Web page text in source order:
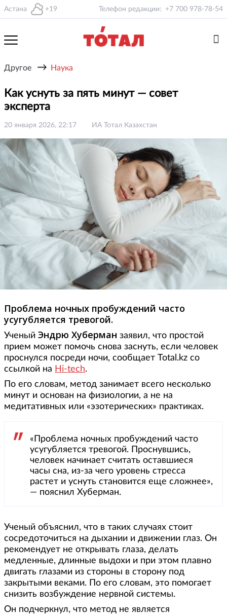
Астана +19 Телефон редакции: +7 700 978-78-54
Другое → Наука
Как уснуть за пять минут — совет
эксперта
20 января 2026, 22:17 ИА Тотал Казахстан
Проблема ночных пробуждений часто
усугубляется тревогой.
Ученый Эндрю Хуберман заявил, что простой
прием может помочь снова заснуть, если человек
проснулся посреди ночи, сообщает Total.kz со
ссылкой на Hi-tech.
По его словам, метод занимает всего несколько
минут и основан на физиологии, а не на
медитативных или «эзотерических» практиках.
«Проблема ночных пробуждений часто
усугубляется тревогой. Проснувшись,
человек начинает считать оставшиеся
часы сна, из-за чего уровень стресса
растет и уснуть становится еще сложнее»,
— пояснил Хуберман.
Ученый объяснил, что в таких случаях стоит
сосредоточиться на дыхании и движении глаз. Он
рекомендует не открывать глаза, делать
медленные, длинные выдохи и при этом плавно
двигать глазами из стороны в сторону под
закрытыми веками. По его словам, это помогает
снизить возбуждение нервной системы.
Он подчеркнул, что метод не является